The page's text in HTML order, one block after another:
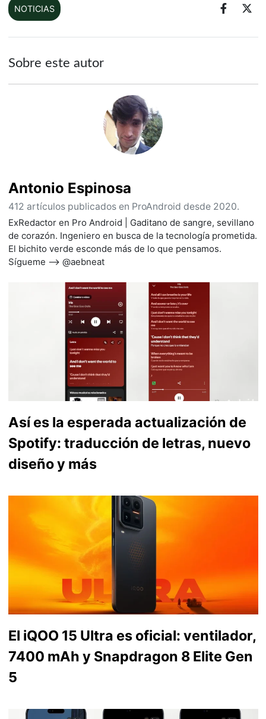
NOTICIAS
Sobre este autor
Antonio Espinosa
412 artículos publicados en ProAndroid desde 2020.
ExRedactor en Pro Android | Gaditano de sangre, sevillano
de corazón. Ingeniero en busca de la tecnología prometida.
El bichito verde esconde más de lo que pensamos.
Sígueme --> @aebneat
Así es la esperada actualización de
Spotify: traducción de letras, nuevo
diseño y más
El iQOO 15 Ultra es oficial: ventilador,
7400 mAh y Snapdragon 8 Elite Gen
5